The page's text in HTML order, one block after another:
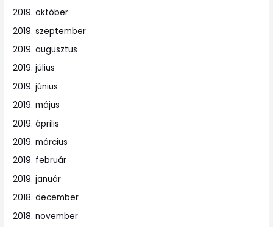
2019. október
2019. szeptember
2019. augusztus
2019. július
2019. június
2019. május
2019. április
2019. március
2019. február
2019. január
2018. december
2018. november